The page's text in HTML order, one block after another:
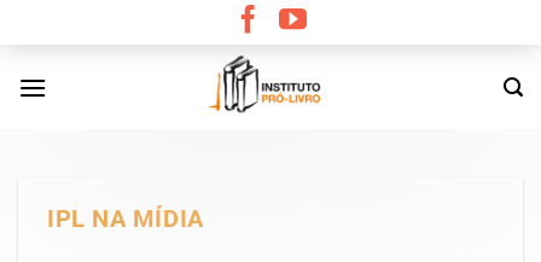
content
IPL NA MÍDIA